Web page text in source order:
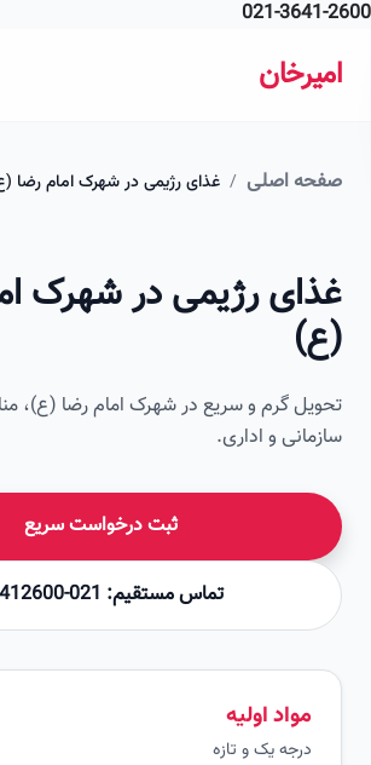
021-
اصلی / غذای رژیمی در شهرک امام رضا (ع)
رژیمی در شهرک امام
گرم و سریع در شهرک امام رضا (ع)، مناسب
و اداری.
ثبت درخواست سریع
تماس مستقیم: 021-36412600
مواد اولیه
درجه یک و تازه